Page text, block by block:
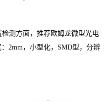
测方面，推荐欧姆龙微型光电
2mm，小型化，SMD型，分辨